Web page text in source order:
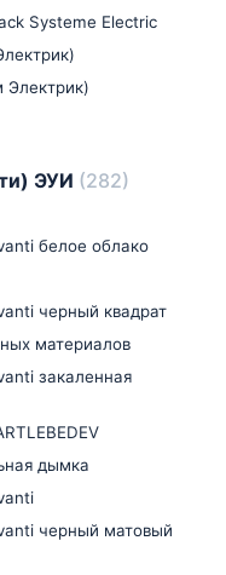
Systeme Electric
ЭУИ (282)
белое облако
черный квадрат
материалов
закаленная
дымка
черный матовый